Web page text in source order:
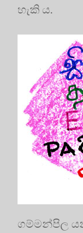
හැකි ය.
ගම්මන්පිල